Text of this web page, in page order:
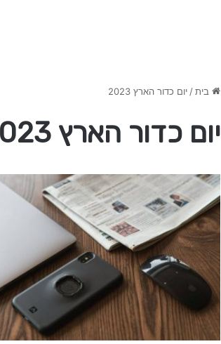
בית / יום כדור הארץ 2023
יום כדור הארץ 2023